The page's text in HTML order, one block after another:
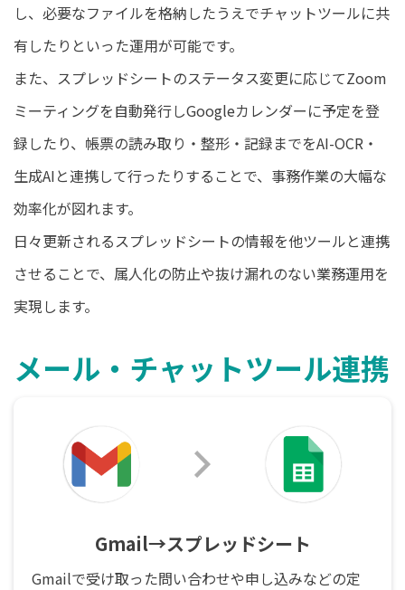
し、必要なファイルを格納したうえでチャットツールに共
有したりといった運用が可能です。
また、スプレッドシートのステータス変更に応じてZoom
ミーティングを自動発行しGoogleカレンダーに予定を登
録したり、帳票の読み取り・整形・記録までをAI-OCR・
生成AIと連携して行ったりすることで、事務作業の大幅な
効率化が図れます。
日々更新されるスプレッドシートの情報を他ツールと連携
させることで、属人化の防止や抜け漏れのない業務運用を
実現します。
メール・チャットツール連携
Gmail→スプレッドシート
Gmailで受け取った問い合わせや申し込みなどの定